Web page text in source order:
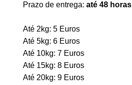
Prazo de entrega: até 48 horas
Até 2kg: 5 Euros
Até 5kg: 6 Euros
Até 10kg: 7 Euros
Até 15kg: 8 Euros
Até 20kg: 9 Euros